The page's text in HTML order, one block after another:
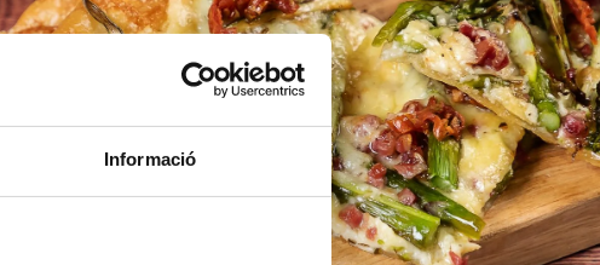
Informació